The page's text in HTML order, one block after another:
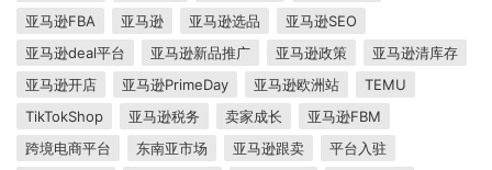
亚马逊FBA
亚马逊 亚马逊选品
亚马逊SEO
亚马逊deal平台
亚马逊新品推广 亚马逊政策
亚马逊清库存
亚马逊开店
亚马逊PrimeDay 亚马逊欧洲站
TEMU
TikTokShop
亚马逊税务 卖家成长
亚马逊FBM
跨境电商平台
东南亚市场 亚马逊跟卖
平台入驻